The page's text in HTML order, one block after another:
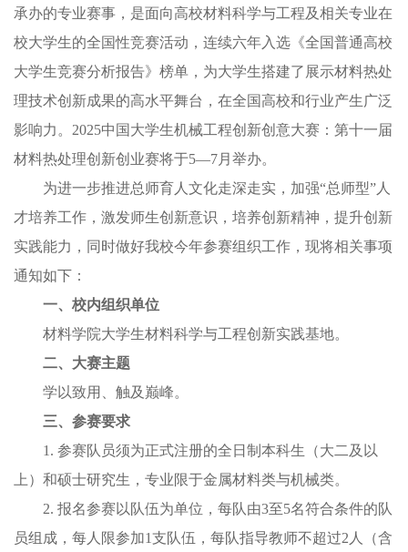
承办的专业赛事，是面向高校材料科学与工程及相关专业在
校大学生的全国性竞赛活动，连续六年入选《全国普通高校
大学生竞赛分析报告》榜单，为大学生搭建了展示材料热处
理技术创新成果的高水平舞台，在全国高校和行业产生广泛
影响力。2025中国大学生机械工程创新创意大赛：第十一届
材料热处理创新创业赛将于5—7月举办。
为进一步推进总师育人文化走深走实，加强“总师型”人
才培养工作，激发师生创新意识，培养创新精神，提升创新
实践能力，同时做好我校今年参赛组织工作，现将相关事项
通知如下：
一、校内组织单位
材料学院大学生材料科学与工程创新实践基地。
二、大赛主题
学以致用、触及巅峰。
三、参赛要求
1. 参赛队员须为正式注册的全日制本科生（大二及以
上）和硕士研究生，专业限于金属材料类与机械类。
2. 报名参赛以队伍为单位，每队由3至5名符合条件的队
员组成，每人限参加1支队伍，每队指导教师不超过2人（含